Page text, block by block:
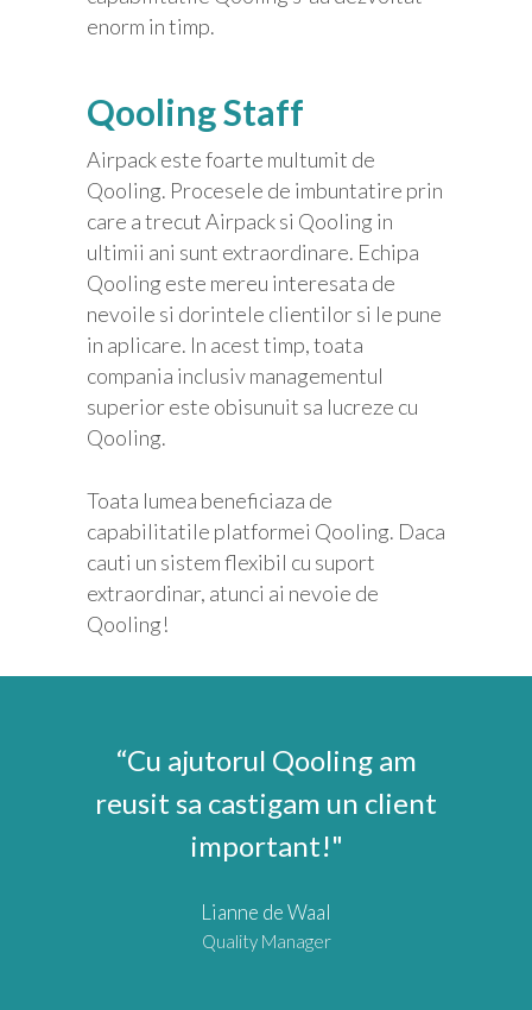
enorm in timp.
Qooling Staff
Airpack este foarte multumit de
Qooling. Procesele de imbuntatire prin
care a trecut Airpack si Qooling in
ultimii ani sunt extraordinare. Echipa
Qooling este mereu interesata de
nevoile si dorintele clientilor si le pune
in aplicare. In acest timp, toata
compania inclusiv managementul
superior este obisunuit sa lucreze cu
Qooling.
Toata lumea beneficiaza de
capabilitatile platformei Qooling. Daca
cauti un sistem flexibil cu suport
extraordinar, atunci ai nevoie de
Qooling!
“Cu ajutorul Qooling am
reusit sa castigam un client
important!"
Lianne de Waal
Quality Manager